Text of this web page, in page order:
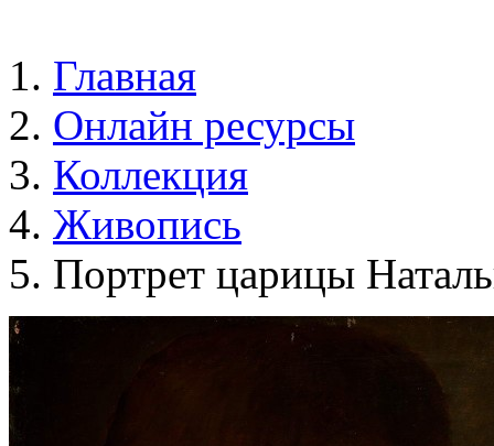
Главная
Онлайн ресурсы
Коллекция
Живопись
Портрет царицы